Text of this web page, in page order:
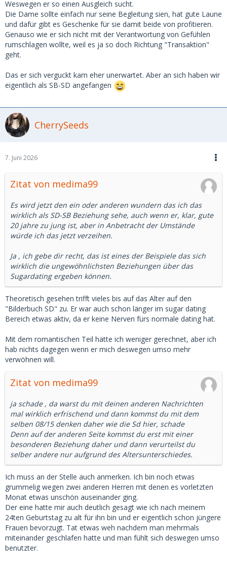
Weswegen er so einen Ausgleich sucht.
Die Dame sollte einfach nur seine Begleitung sien, hat gute Laune
und dafür gibt es Geschenke für sie damit beide von profitieren.
Genauso wie er sich nicht mit der Verantwortung von Gefühlen
rumschlagen wollte, weil es ja so doch Richtung "Transaktion"
geht.
Das er sich verguckt kam eher unerwartet. Aber an sich haben wir
eigentlich als SB-SD angefangen
CherrySeeds
7. Juni 2026
Zitat von medima99
Es wird jetzt den ein oder anderen wundern das ich das
wirklich als SD-SB Beziehung sehe, auch wenn er, klar, gute
20 jahre zu jung ist, aber in Anbetracht der Umstände
würde ich das jetzt verzeihen.
Ja , ich gebe dir recht, das ist eines der Beispiele das sich
wirklich die ungewöhnlichsten Beziehungen über das
Sugardating ergeben können.
Theoretisch gesehen trifft vieles bis auf das Alter auf den
"Bilderbuch SD" zu. Er war auch schon länger im sugar dating
Bereich etwas aktiv, da er keine Nerven fürs normale dating hat.
Mit dem romantischen Teil hätte ich weniger gerechnet, aber ich
hab nichts dagegen wenn er mich deswegen umso mehr
verwöhnen will.
Zitat von medima99
ja schade , da warst du mit deinen anderen Nachrichten
mal wirklich erfrischend und dann kommst du mit dem
selben 08/15 denken daher wie die Sd hier, schade
Denn auf der anderen Seite kommst du erst mit einer
besonderen Beziehung daher und dann verurteilst du
selber andere nur aufgrund des Altersunterschiedes.
Ich muss an der Stelle auch anmerken. Ich bin noch etwas
grummelig wegen zwei anderen Herren mit denen es vorletzten
Monat etwas unschön auseinander ging.
Der eine hatte mir auch deutlich gesagt wie ich nach meinem
24ten Geburtstag zu alt für ihn bin und er eigentlich schon jüngere
Frauen bevorzugt. Tat etwas weh nachdem man mehrmals
miteinander geschlafen hatte und man fühlt sich deswegen umso
benutzter.